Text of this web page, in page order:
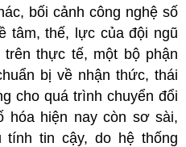
bối cảnh công nghệ số
tâm, thế, lực của đội ngũ
thực tế, một bộ phận
bị về nhận thức, thái
cho quá trình chuyển đổi
hóa hiện nay còn sơ sài,
tính tin cậy, do hệ thống